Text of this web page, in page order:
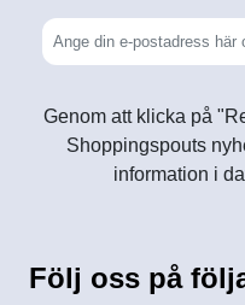
Genom att klicka på
Shoppingspouts
information i
Följ oss på